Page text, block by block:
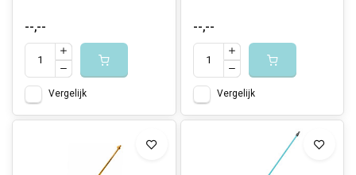
--,--
Vergelijk
--,--
Vergelijk